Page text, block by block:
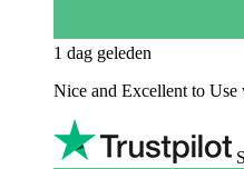
1 dag geleden
Nice and Excellent to